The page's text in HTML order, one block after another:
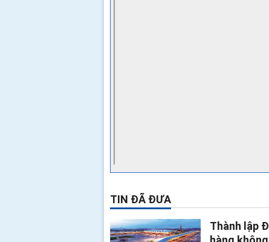
TIN ĐÃ ĐƯA
Thành lập